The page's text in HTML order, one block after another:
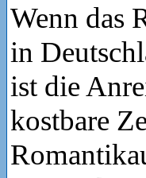
Wenn das
in
ist die
kostbare